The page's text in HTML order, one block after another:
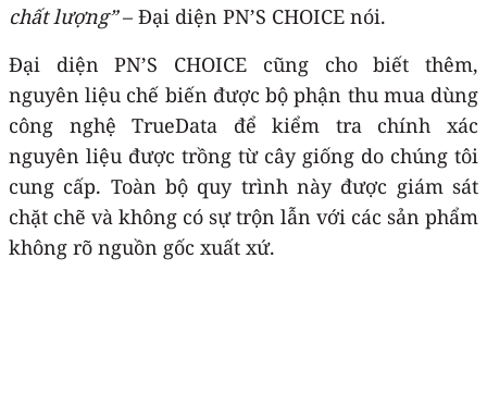
chất lượng”– Đại diện PN’S CHOICE nói.
Đại diện PN’S CHOICE cũng cho biết thêm,
nguyên liệu chế biến được bộ phận thu mua dùng
công nghệ TrueData để kiểm tra chính xác
nguyên liệu được trồng từ cây giống do chúng tôi
cung cấp. Toàn bộ quy trình này được giám sát
chặt chẽ và không có sự trộn lẫn với các sản phẩm
không rõ nguồn gốc xuất xứ.